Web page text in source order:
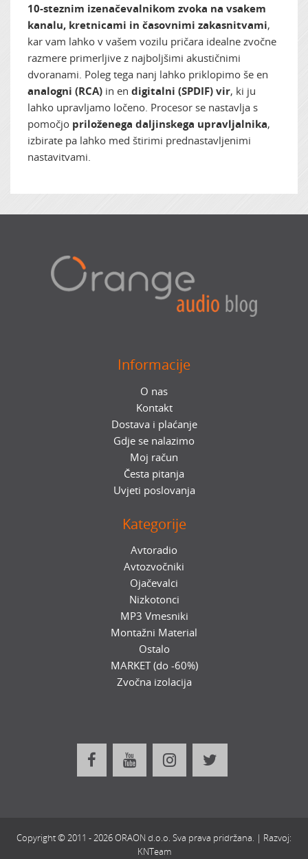
10-steznim izenačevalnikom zvoka na vsakem
kanalu, kretnicami in časovnimi zakasnitvami,
kar vam lahko v vašem vozilu pričara idealne zvočne
razmere primerljive z najboljšimi akustičnimi
dvoranami. Poleg tega nanj lahko priklopimo še en
analogni (RCA) in en digitalni (SPDIF) vir, ki ju
lahko upravljamo ločeno. Procesor se nastavlja s
pomočjo priloženega daljinskega upravljalnika,
izbirate pa lahko med štirimi prednastavljenimi
nastavitvami.
Informacije
O nas
Kontakt
Dostava i plaćanje
Gdje se nalazimo
Moj račun
Česta pitanja
Uvjeti poslovanja
Kategorije
Avtoradio
Avtozvočniki
Ojačevalci
Nizkotonci
MP3 Vmesniki
Montažni Material
Ostalo
MARKET (do -60%)
Zvočna izolacija
Copyright © 2011 - 2026 ORAON d.o.o. Sva prava pridržana. | Razvoj:
KNTeam